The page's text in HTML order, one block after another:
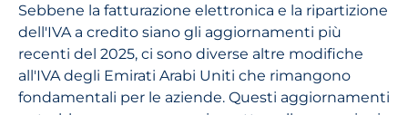
Sebbene la fatturazione elettronica e la ripartizione
dell'IVA a credito siano gli aggiornamenti più
recenti del 2025, ci sono diverse altre modifiche
all'IVA degli Emirati Arabi Uniti che rimangono
fondamentali per le aziende. Questi aggiornamenti